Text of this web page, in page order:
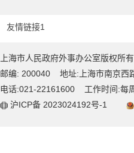
友情链接1
上海市人民政府外事办公室版权所有
邮编: 200040
地址:上海市南京西
电话:021-22161600
工作时间:每
沪ICP备 2023024192号-1